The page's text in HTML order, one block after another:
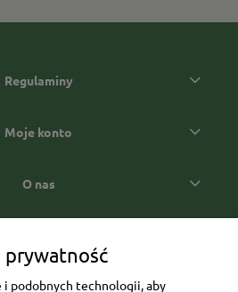
Regulaminy
Moje konto
O nas
prywatność
podobnych technologii, aby